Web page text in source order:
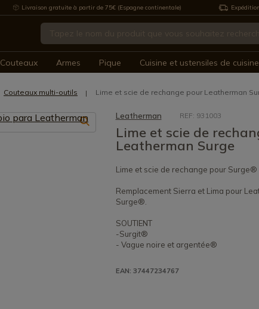
Livraison gratuite à partir de 75€ (Espagne continentale)
Couteaux Armes Pique Cuisine et ustensiles de cuisine
Couteaux multi-outils Lime et scie de rechange pour Leatherman
Leatherman REF: 931003
Lime et scie de
Leatherman Surge
Lime et scie de rechange pour Surge®
Remplacement Sierra et Lima pour
Surge®.
SOUTIENT
-Surgit®
- Vague noire et argentée®
EAN: 37447234767